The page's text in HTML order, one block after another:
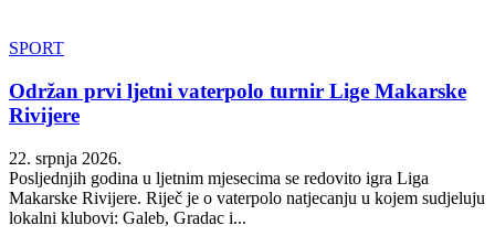
SPORT
Održan prvi ljetni vaterpolo turnir Lige Makarske
Rivijere
22. srpnja 2026.
Posljednjih godina u ljetnim mjesecima se redovito igra Liga
Makarske Rivijere. Riječ je o vaterpolo natjecanju u kojem sudjeluju
lokalni klubovi: Galeb, Gradac i...